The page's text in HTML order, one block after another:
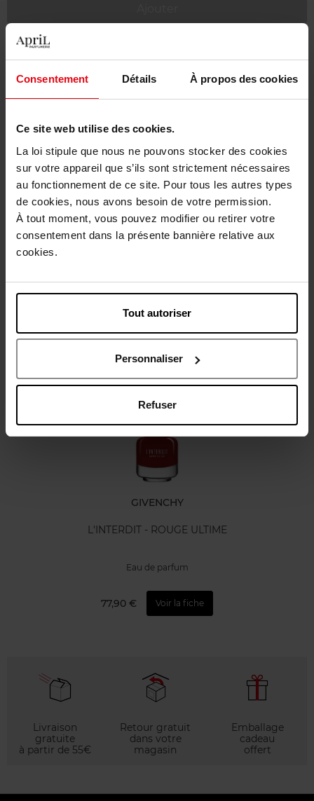
Consentement Détails À propos des cookies
Ce site web utilise des cookies.
La loi stipule que nous ne pouvons stocker des cookies
sur votre appareil que s’ils sont strictement nécessaires
au fonctionnement de ce site. Pour tous les autres types
de cookies, nous avons besoin de votre permission.
À tout moment, vous pouvez modifier ou retirer votre
consentement dans la présente bannière relative aux
cookies.
Tout autoriser
Personnaliser
Refuser
Livraison gratuite à partir de 55€
Retour gratuit dans votre magasin
Emballage cadeau offert
Description
Conseil d'utilisation
Caractéristiques
Vous aimerez peut-être
GIVENCHY
L'INTERDIT - ROUGE ULTIME
Eau de parfum
77,90 € Voir la fiche
Livraison
gratuite
à partir de 55€
Retour gratuit
dans votre
magasin
Emballage
cadeau
offert